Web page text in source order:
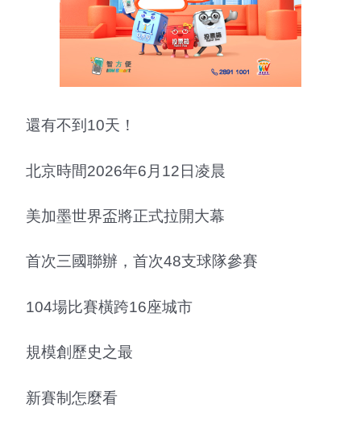
還有不到10天！
北京時間2026年6月12日凌晨
美加墨世界盃將正式拉開大幕
首次三國聯辦，首次48支球隊參賽
104場比賽橫跨16座城市
規模創歷史之最
新賽制怎麼看